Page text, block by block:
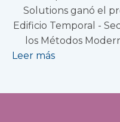
Solutions ganó el
Edificio Temporal -
los Métodos
Leer más